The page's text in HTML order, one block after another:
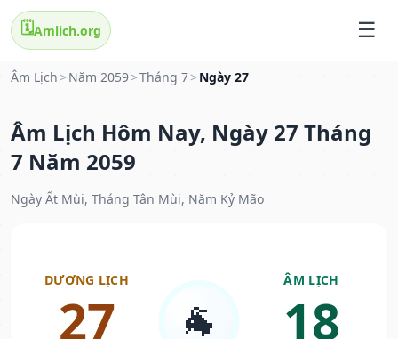
🗓️Amlich.org
Âm Lịch > Năm 2059>Tháng 7> Ngày 27
Âm Lịch Hôm Nay, Ngày 27 Tháng
7 Năm 2059
Ngày Ất Mùi, Tháng Tân Mùi, Năm Kỷ Mão
DƯƠNG LỊCH
27 🐐
ÂM LỊCH
18